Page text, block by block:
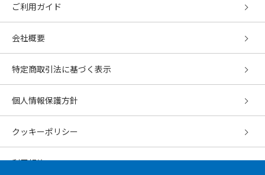
ご利用ガイド
会社概要
特定商取引法に基づく表示
個人情報保護方針
クッキーポリシー
利用規約